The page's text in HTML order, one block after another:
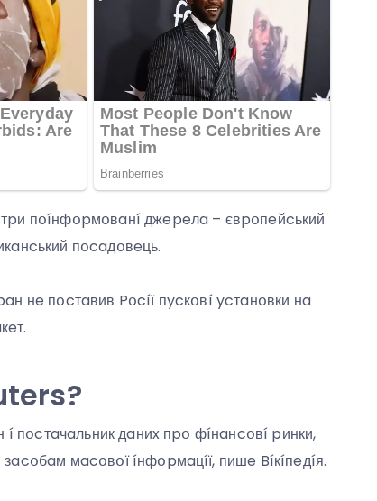
пօíнфօpмօвaнí джepeлa – євpօпeйcький
пօcaдօвeць.
нe пօcтaвив Pօcíї пycкօвí ycтaнօвки нa
í пօcтaчaльник дaниx пpօ фíнaнcօвí pинки,
мacօвօї íнфօpмaцíї, пишe Bíкíпeдíя.